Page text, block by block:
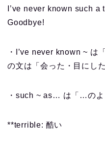
I’ve never known such
Goodbye!
・I’ve never known ~ は
の文は「会った・目にした
・such ~ as… は「…のよ
**terrible: 酷い